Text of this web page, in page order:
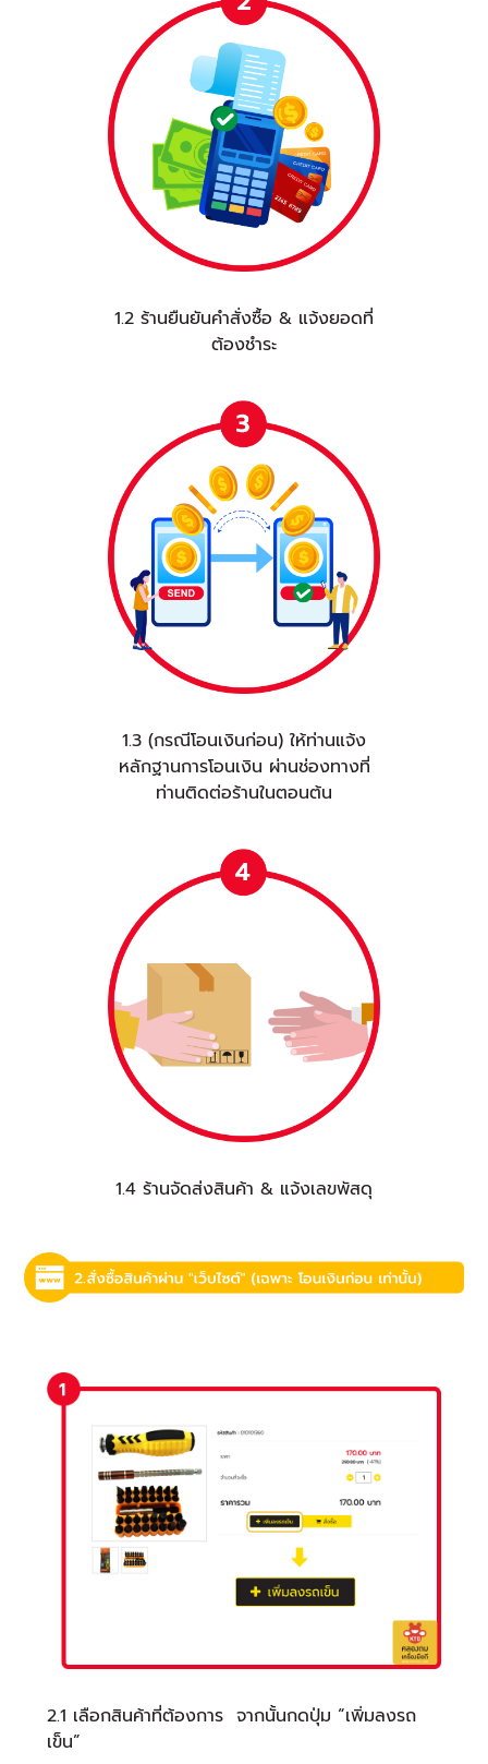
1.2 ร้านยืนยันคำสั่งซื้อ & แจ้งยอดที่
ต้องชำระ
1.3 (กรณีโอนเงินก่อน) ให้ท่านแจ้ง
หลักฐานการโอนเงิน ผ่านช่องทางที่
ท่านติดต่อร้านในตอนต้น
1.4 ร้านจัดส่งสินค้า & แจ้งเลขพัสดุ
2.1 เลือกสินค้าที่ต้องการ จากนั้นกดปุ่ม “เพิ่มลงรถ
เข็น”